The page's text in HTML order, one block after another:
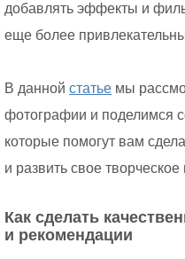
добавлять эффекты и
еще более
В данной статье мы
фотографии и поделимся
которые помогут вам
и развить свое
Как сделать
и рекомендации